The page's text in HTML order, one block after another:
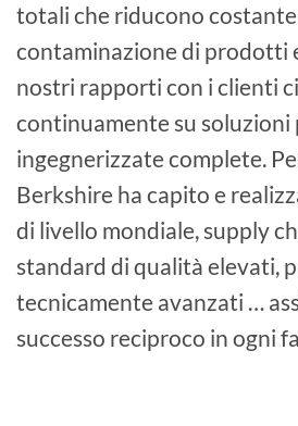
totali che riducono
contaminazione di prodotti
nostri rapporti con i clienti
continuamente su soluzioni
ingegnerizzate complete.
Berkshire ha capito e
di livello mondiale, supply
standard di qualità elevati,
tecnicamente avanzati …
successo reciproco in ogni